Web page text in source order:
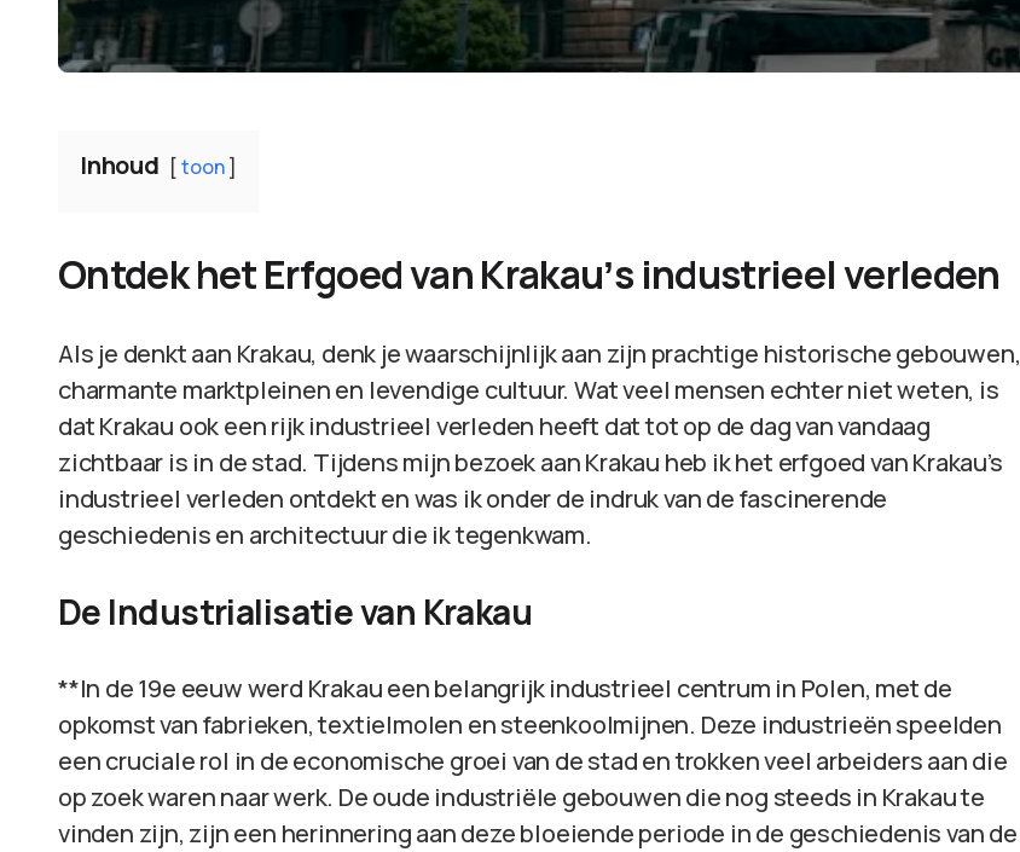
Inhoud toon
Ontdek het Erfgoed van Krakauʼs industrieel verleden
Als je denkt aan Krakau, denk je waarschijnlijk aan zijn prachtige historische gebouwen,
charmante marktpleinen en levendige cultuur. Wat veel mensen echter niet weten, is
dat Krakau ook een rijk industrieel verleden heeft dat tot op de dag van vandaag
zichtbaar is in de stad. Tijdens mijn bezoek aan Krakau heb ik het erfgoed van Krakau’s
industrieel verleden ontdekt en was ik onder de indruk van de fascinerende
geschiedenis en architectuur die ik tegenkwam.
De Industrialisatie van Krakau
**In de 19e eeuw werd Krakau een belangrijk industrieel centrum in Polen, met de
opkomst van fabrieken, textielmolen en steenkoolmijnen. Deze industrieën speelden
een cruciale rol in de economische groei van de stad en trokken veel arbeiders aan die
op zoek waren naar werk. De oude industriële gebouwen die nog steeds in Krakau te
vinden zijn, zijn een herinnering aan deze bloeiende periode in de geschiedenis van de